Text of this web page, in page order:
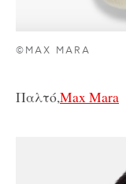
©MAX MARA
Παλτό,Max Mara